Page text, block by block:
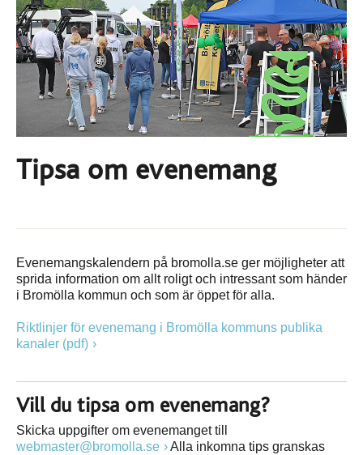
Tipsa om evenemang
Evenemangskalendern på bromolla.se ger möjligheter att
sprida information om allt roligt och intressant som händer
i Bromölla kommun och som är öppet för alla.
Riktlinjer för evenemang i Bromölla kommuns publika
kanaler (pdf)
Vill du tipsa om evenemang?
Skicka uppgifter om evenemanget till
webmaster@bromolla.se
Alla inkomna tips granskas